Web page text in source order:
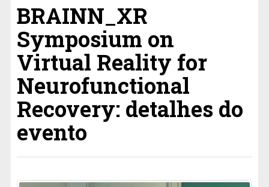
BRAINN_XR
Symposium on
Virtual Reality for
Neurofunctional
Recovery: detalhes do
evento